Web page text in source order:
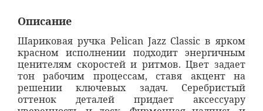
Описание
Шариковая ручка Pelican Jazz Classic в ярком
красном исполнении подходит энергичным
ценителям скоростей и ритмов. Цвет задает
тон рабочим процессам, ставя акцент на
решении ключевых задач. Серебристый
оттенок деталей придает аксессуару